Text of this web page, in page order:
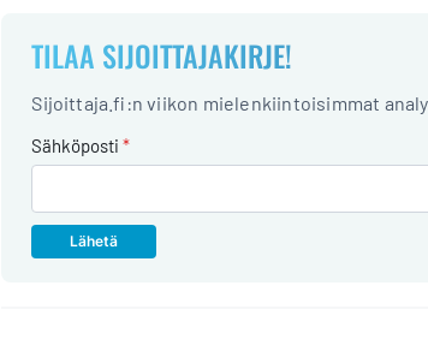
TILAA SIJOITTAJAKIRJE!
Sijoittaja.fi:n viikon mielenkiintoisimmat
Sähköposti *